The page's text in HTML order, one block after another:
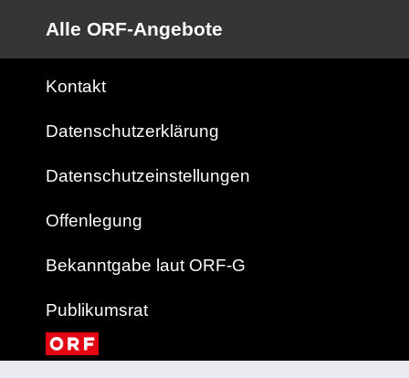
Alle ORF-Angebote
Kontakt
Datenschutzerklärung
Datenschutzeinstellungen
Offenlegung
Bekanntgabe laut ORF-G
Publikumsrat